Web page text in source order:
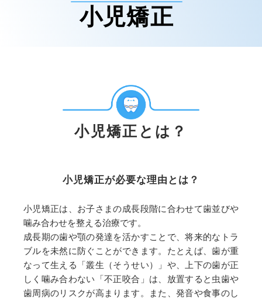
小児矯正
小児矯正とは？
小児矯正が必要な理由とは？
小児矯正は、お子さまの成長段階に合わせて歯並びや
噛み合わせを整える治療です。
成長期の歯や顎の発達を活かすことで、将来的なトラ
ブルを未然に防ぐことができます。たとえば、歯が重
なって生える「叢生（そうせい）」や、上下の歯が正
しく噛み合わない「不正咬合」は、放置すると虫歯や
歯周病のリスクが高まります。また、発音や食事のし